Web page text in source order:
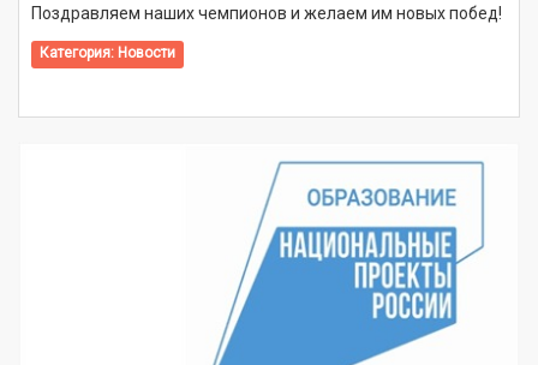
Поздравляем наших чемпионов и желаем им новых побед!
Категория: Новости